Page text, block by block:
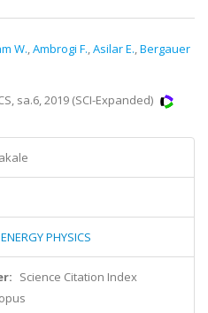
W.,Ambrogi F.,Asilar E.,Bergauer
sa.6, 2019 (SCI-Expanded)
PHYSICS
Science Citation Index